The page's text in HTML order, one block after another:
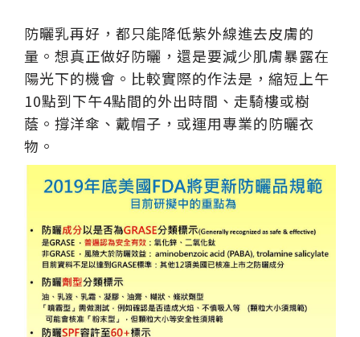
防曬乳再好，都只能降低紫外線進去皮膚的
量。想真正做好防曬，還是要減少肌膚暴露在
陽光下的機會。比較實際的作法是，縮短上午
10點到下午4點間的外出時間、走騎樓或樹
蔭。撐洋傘、戴帽子，或運用專業的防曬衣
物。